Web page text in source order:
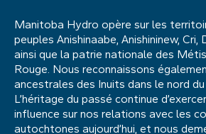
Manitoba Hydro opère sur les
peuples Anishinaabe, Anishininew,
ainsi que la patrie nationale des
Rouge. Nous reconnaissons
ancestrales des Inuits dans le nord
L’héritage du passé continue
influence sur nos relations avec les
autochtones aujourd’hui, et nous